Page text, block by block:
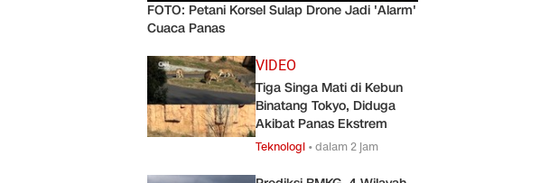
FOTO: Petani Korsel Sulap Drone Jadi 'Alarm'
Cuaca Panas
VIDEO
Tiga Singa Mati di Kebun
Binatang Tokyo, Diduga
Akibat Panas Ekstrem
Teknologi •dalam 2 jam